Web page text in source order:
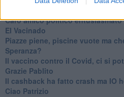
Caro amico politico
El Vacinado
Piazze piene, piscine vuote ma
Speranza?
​Il vaccino contro il Covid, ci si
Grazie Pablito
Il cashback ha fatto crash ma IO
Ciao Patrizio